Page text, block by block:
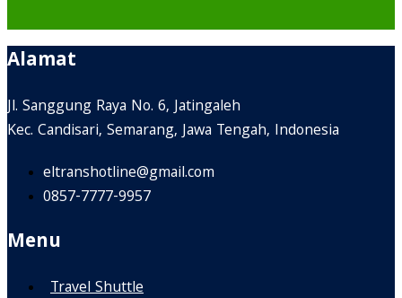
Alamat
Jl. Sanggung Raya No. 6, Jatingaleh
Kec. Candisari, Semarang, Jawa Tengah, Indonesia
eltranshotline@gmail.com
0857-7777-9957
Menu
Travel Shuttle